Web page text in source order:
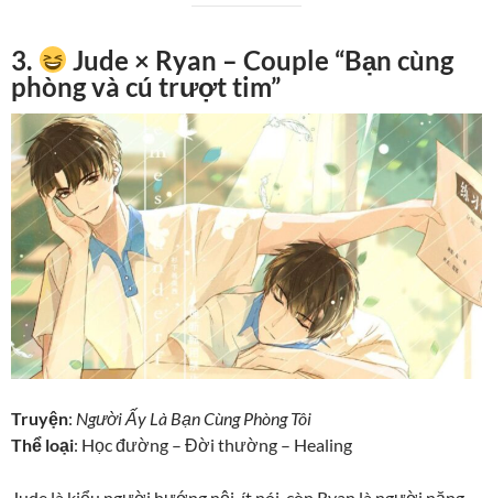
3.
Jude × Ryan – Couple “Bạn cùng
phòng và cú trượt tim”
Truyện: Người Ấy Là Bạn Cùng Phòng Tôi
Thể loại: Học đường – Đời thường – Healing